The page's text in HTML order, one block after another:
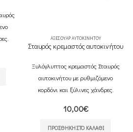
ΑΞΕΣΟΥΆΡ ΑΥΤΟΚΙΝΉΤΟΥ
Σταυρός κρεμαστός αυτοκινήτου
Ξυλόγλυπτος κρεμαστός Σταυρός
αυτοκινήτου με ρυθμιζόμενο
κορδόνι και ξύλινες χάνδρες.
10,00€
ΠΡΟΣΘΉΚΗ ΣΤΟ ΚΑΛΆΘΙ